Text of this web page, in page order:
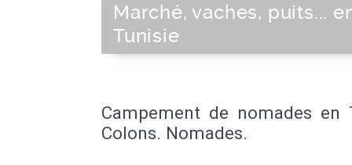
Marché, vaches, puits...
Tunisie
Campement de nomades en
Colons. Nomades.